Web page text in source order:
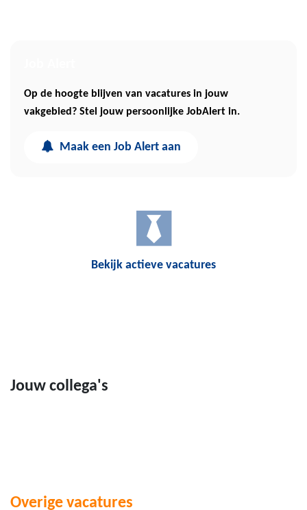
Op de hoogte blijven van vacatures in jouw
vakgebied? Stel jouw persoonlijke JobAlert in.
Maak een Job Alert aan
Bekijk actieve vacatures
Jouw collega's
Overige vacatures